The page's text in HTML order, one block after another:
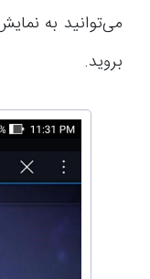
می‌توانید به
بروید.